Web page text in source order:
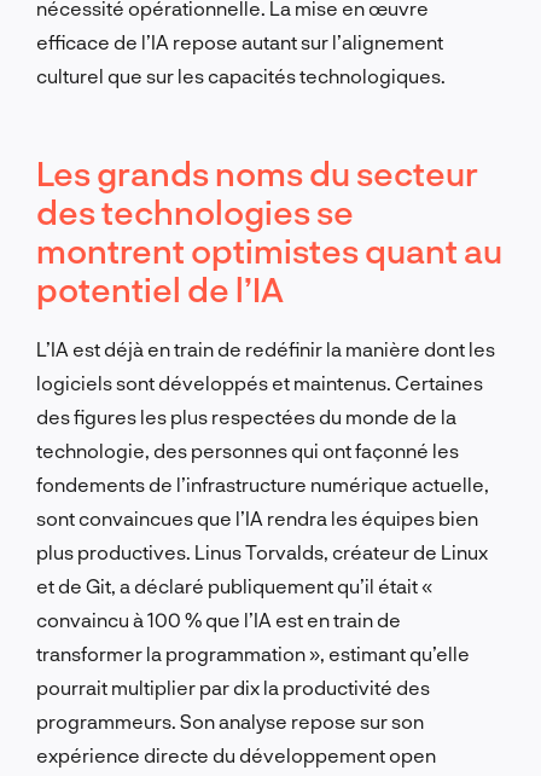
nécessité opérationnelle. La mise en œuvre
efficace de l’IA repose autant sur l’alignement
culturel que sur les capacités technologiques.
Les grands noms du secteur
des technologies se
montrent optimistes quant au
potentiel de l’IA
L’IA est déjà en train de redéfinir la manière dont les
logiciels sont développés et maintenus. Certaines
des figures les plus respectées du monde de la
technologie, des personnes qui ont façonné les
fondements de l’infrastructure numérique actuelle,
sont convaincues que l’IA rendra les équipes bien
plus productives. Linus Torvalds, créateur de Linux
et de Git, a déclaré publiquement qu’il était «
convaincu à 100 % que l’IA est en train de
transformer la programmation », estimant qu’elle
pourrait multiplier par dix la productivité des
programmeurs. Son analyse repose sur son
expérience directe du développement open